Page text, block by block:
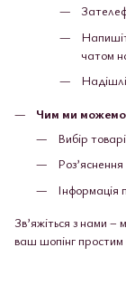
чатом
Чим ми
Вибір
Інформація
Зв’яжіться з нами –
ваш шопінг